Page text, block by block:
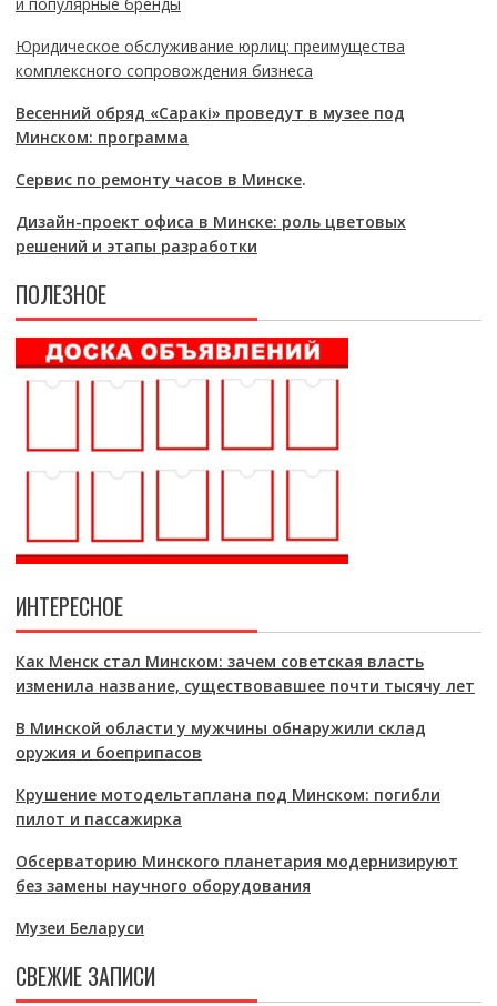
Юридическое обслуживание юрлиц: преимущества
комплексного сопровождения бизнеса
Весенний обряд «Саракі» проведут в музее под
Минском: программа
Сервис по ремонту часов в Минске.
Дизайн-проект офиса в Минске: роль цветовых
решений и этапы разработки
ПОЛЕЗНОЕ
ИНТЕРЕСНОЕ
Как Менск стал Минском: зачем советская власть
изменила название, существовавшее почти тысячу лет
В Минской области у мужчины обнаружили склад
оружия и боеприпасов
Крушение мотодельтаплана под Минском: погибли
пилот и пассажирка
Обсерваторию Минского планетария модернизируют
без замены научного оборудования
Музеи Беларуси
СВЕЖИЕ ЗАПИСИ